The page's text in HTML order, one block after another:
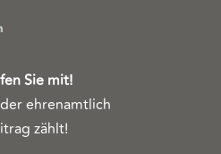
Sie mit!
ehrenamtlich
zählt!